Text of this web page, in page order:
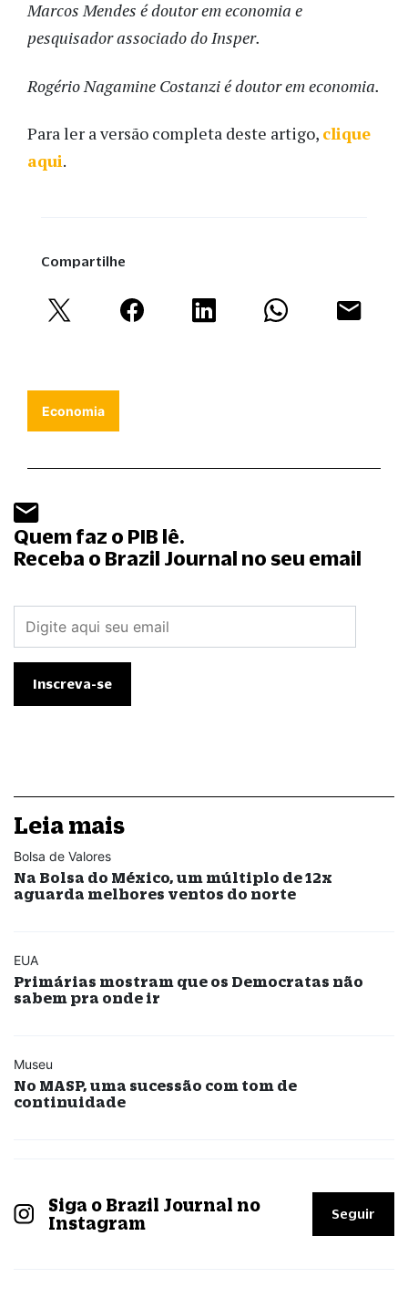
Marcos Mendes é doutor em economia e
pesquisador associado do Insper.
Rogério Nagamine Costanzi é doutor em economia.
Para ler a versão completa deste artigo, clique
aqui.
Compartilhe
Economia
Quem faz o PIB lê.
Receba o Brazil Journal no seu email
Leia mais
Bolsa de Valores
Na Bolsa do México, um múltiplo de 12x
aguarda melhores ventos do norte
EUA
Primárias mostram que os Democratas não
sabem pra onde ir
Museu
No MASP, uma sucessão com tom de
continuidade
Siga o Brazil Journal no
Instagram
Seguir